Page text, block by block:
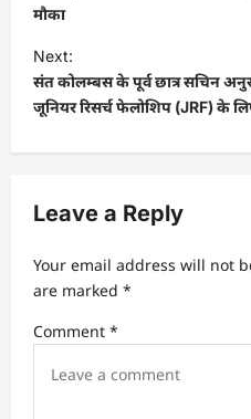
s
t
n
a
v
g
a
t
i
मौका
Next:
संत कोलम्बस के पूर्व छात्र सचिन
जूनियर रिसर्च फेलोशिप (JRF) के
Leave a Reply
Your email address will not
are marked *
Comment *